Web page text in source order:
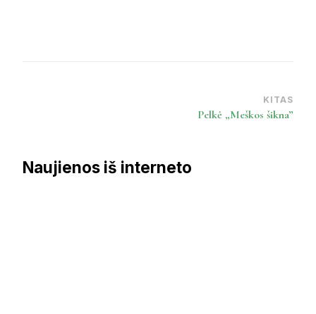
KITAS
Pelkė „Meškos šikna”
Naujienos iš interneto